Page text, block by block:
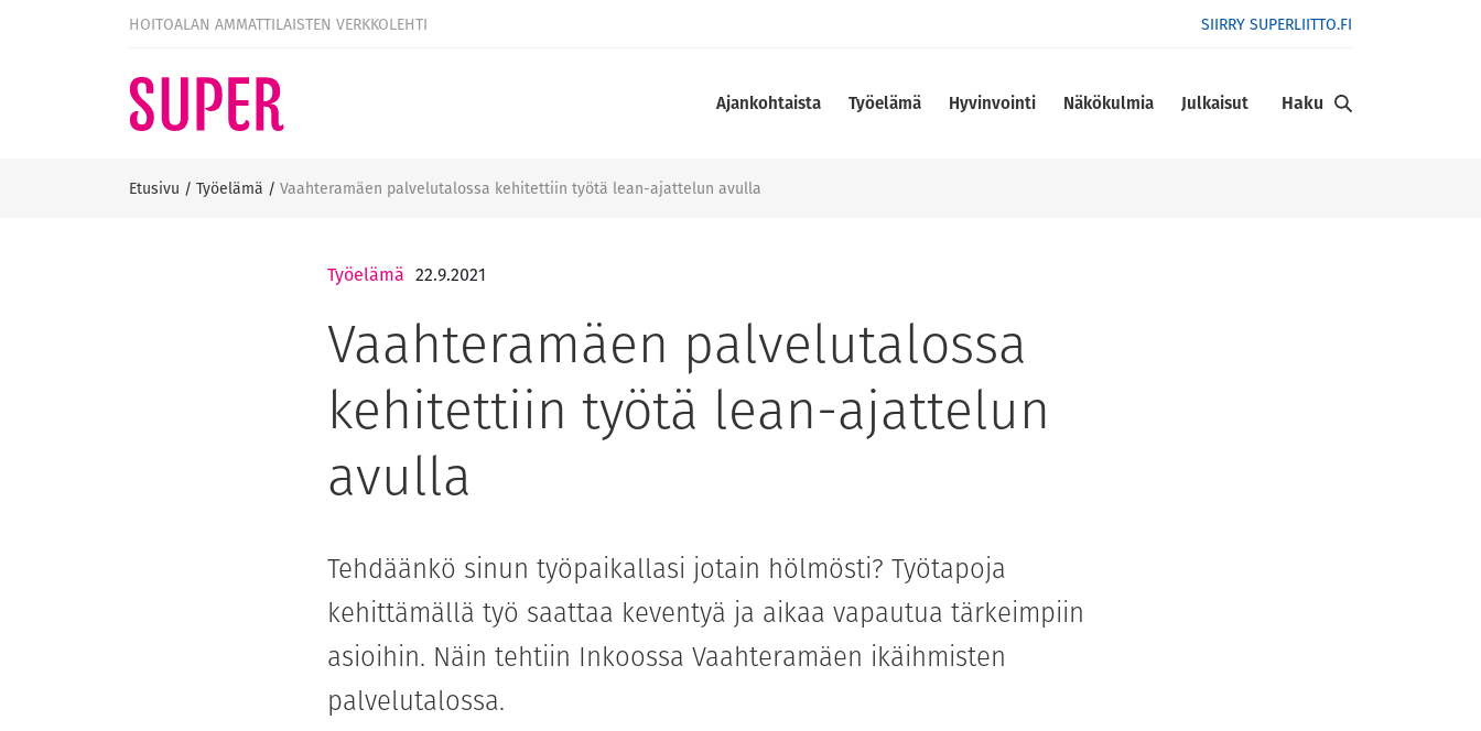
HOITOALAN AMMATTILAISTEN VERKKOLEHTI SIIRRY SUPERLIITTO.FI
Ajankohtaista Työelämä Hyvinvointi Näkökulmia Julkaisut Haku
Etusivu / Työelämä / Vaahteramäen palvelutalossa kehitettiin työtä lean-ajattelun avulla
Työelämä 22.9.2021
Vaahteramäen palvelutalossa
kehitettiin työtä lean-ajattelun
avulla
Tehdäänkö sinun työpaikallasi jotain hölmösti? Työtapoja
kehittämällä työ saattaa keventyä ja aikaa vapautua tärkeimpiin
asioihin. Näin tehtiin Inkoossa Vaahteramäen ikäihmisten
palvelutalossa.